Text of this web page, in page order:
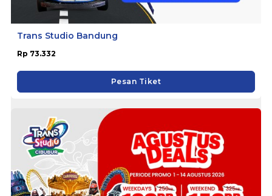
Trans Studio Bandung
Rp 73.332
Pesan Tiket